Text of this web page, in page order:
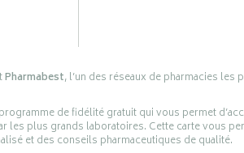
Pharmabest, l’un des réseaux de pharmacies
de fidélité gratuit qui vous permet
plus grands laboratoires. Cette carte vous
et des conseils pharmaceutiques de qualité.